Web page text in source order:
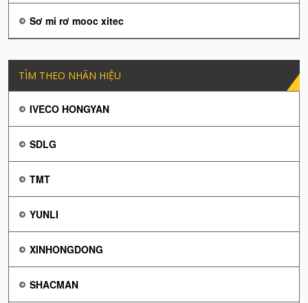
Sơ mi rơ mooc xitec
TÌM THEO NHÃN HIỆU
IVECO HONGYAN
SDLG
TMT
YUNLI
XINHONGDONG
SHACMAN